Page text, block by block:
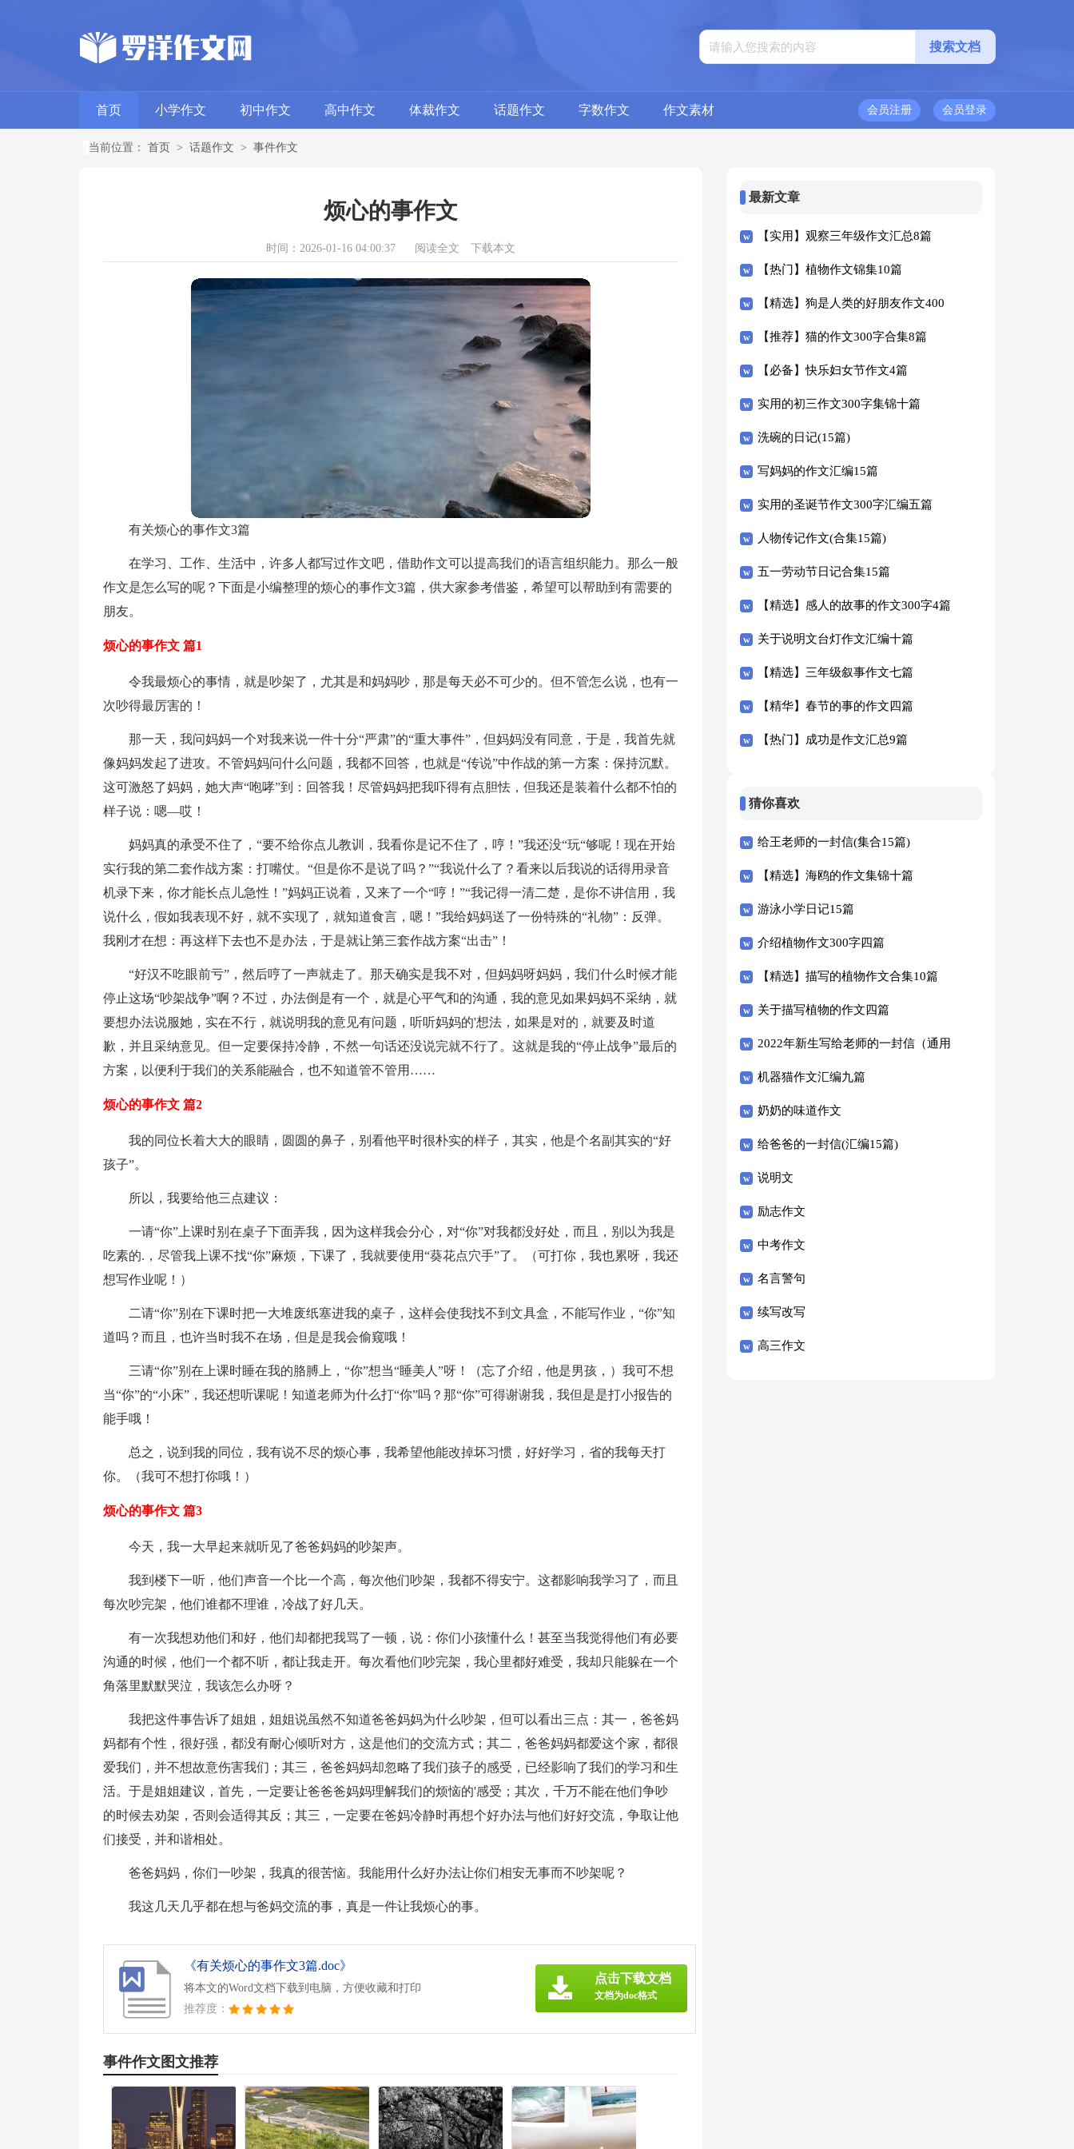
首页 小学作文 初中作文 高中作文 体裁作文 话题作文 字数作文 作文素材 会员登录
会员注册
当前位置： 首页 > 话题作文 > 事件作文
烦心的事作文
时间：2026-01-16 04:00:37 阅读全文 下载本文
有关烦心的事作文3篇
在学习、工作、生活中，许多人都写过作文吧，借助作文可以提高我们的语言组织能力。那么一般
作文是怎么写的呢？下面是小编整理的烦心的事作文3篇，供大家参考借鉴，希望可以帮助到有需要的
朋友。
烦心的事作文 篇1
令我最烦心的事情，就是吵架了，尤其是和妈妈吵，那是每天必不可少的。但不管怎么说，也有一
次吵得最厉害的！
那一天，我问妈妈一个对我来说一件十分“严肃”的“重大事件”，但妈妈没有同意，于是，我首先就
像妈妈发起了进攻。不管妈妈问什么问题，我都不回答，也就是“传说”中作战的第一方案：保持沉默。
这可激怒了妈妈，她大声“咆哮”到：回答我！尽管妈妈把我吓得有点胆怯，但我还是装着什么都不怕的
样子说：嗯—哎！
妈妈真的承受不住了，“要不给你点儿教训，我看你是记不住了，哼！”我还没“玩“够呢！现在开始
实行我的第二套作战方案：打嘴仗。“但是你不是说了吗？”“我说什么了？看来以后我说的话得用录音
机录下来，你才能长点儿急性！”妈妈正说着，又来了一个“哼！”“我记得一清二楚，是你不讲信用，我
说什么，假如我表现不好，就不实现了，就知道食言，嗯！”我给妈妈送了一份特殊的“礼物”：反弹。
我刚才在想：再这样下去也不是办法，于是就让第三套作战方案“出击”！
“好汉不吃眼前亏”，然后哼了一声就走了。那天确实是我不对，但妈妈呀妈妈，我们什么时候才能
停止这场“吵架战争”啊？不过，办法倒是有一个，就是心平气和的沟通，我的意见如果妈妈不采纳，就
要想办法说服她，实在不行，就说明我的意见有问题，听听妈妈的'想法，如果是对的，就要及时道
歉，并且采纳意见。但一定要保持冷静，不然一句话还没说完就不行了。这就是我的“停止战争”最后的
方案，以便利于我们的关系能融合，也不知道管不管用……
烦心的事作文 篇2
我的同位长着大大的眼睛，圆圆的鼻子，别看他平时很朴实的样子，其实，他是个名副其实的“好
孩子”。
所以，我要给他三点建议：
一请“你”上课时别在桌子下面弄我，因为这样我会分心，对“你”对我都没好处，而且，别以为我是
吃素的.，尽管我上课不找“你”麻烦，下课了，我就要使用“葵花点穴手”了。（可打你，我也累呀，我还
想写作业呢！）
二请“你”别在下课时把一大堆废纸塞进我的桌子，这样会使我找不到文具盒，不能写作业，“你”知
道吗？而且，也许当时我不在场，但是是我会偷窥哦！
三请“你”别在上课时睡在我的胳膊上，“你”想当“睡美人”呀！（忘了介绍，他是男孩，）我可不想
当“你”的“小床”，我还想听课呢！知道老师为什么打“你”吗？那“你”可得谢谢我，我但是是打小报告的
能手哦！
总之，说到我的同位，我有说不尽的烦心事，我希望他能改掉坏习惯，好好学习，省的我每天打
你。（我可不想打你哦！）
烦心的事作文 篇3
今天，我一大早起来就听见了爸爸妈妈的吵架声。
我到楼下一听，他们声音一个比一个高，每次他们吵架，我都不得安宁。这都影响我学习了，而且
每次吵完架，他们谁都不理谁，冷战了好几天。
有一次我想劝他们和好，他们却都把我骂了一顿，说：你们小孩懂什么！甚至当我觉得他们有必要
沟通的时候，他们一个都不听，都让我走开。每次看他们吵完架，我心里都好难受，我却只能躲在一个
角落里默默哭泣，我该怎么办呀？
我把这件事告诉了姐姐，姐姐说虽然不知道爸爸妈妈为什么吵架，但可以看出三点：其一，爸爸妈
妈都有个性，很好强，都没有耐心倾听对方，这是他们的交流方式；其二，爸爸妈妈都爱这个家，都很
爱我们，并不想故意伤害我们；其三，爸爸妈妈却忽略了我们孩子的感受，已经影响了我们的学习和生
活。于是姐姐建议，首先，一定要让爸爸爸妈妈理解我们的烦恼的'感受；其次，千万不能在他们争吵
的时候去劝架，否则会适得其反；其三，一定要在爸妈冷静时再想个好办法与他们好好交流，争取让他
们接受，并和谐相处。
爸爸妈妈，你们一吵架，我真的很苦恼。我能用什么好办法让你们相安无事而不吵架呢？
我这几天几乎都在想与爸妈交流的事，真是一件让我烦心的事。
《有关烦心的事作文3篇.doc》
将本文的Word文档下载到电脑，方便收藏和打印
推荐度：
点击下载文档
文档为doc格式
事件作文图文推荐
最新文章
【实用】观察三年级作文汇总8篇
【热门】植物作文锦集10篇
【精选】狗是人类的好朋友作文400
字四篇
【推荐】猫的作文300字合集8篇
【必备】快乐妇女节作文4篇
实用的初三作文300字集锦十篇
洗碗的日记(15篇)
写妈妈的作文汇编15篇
实用的圣诞节作文300字汇编五篇
人物传记作文(合集15篇)
五一劳动节日记合集15篇
【精选】感人的故事的作文300字4篇
关于说明文台灯作文汇编十篇
【精选】三年级叙事作文七篇
【精华】春节的事的作文四篇
【热门】成功是作文汇总9篇
猜你喜欢
给王老师的一封信(集合15篇)
【精选】海鸥的作文集锦十篇
游泳小学日记15篇
介绍植物作文300字四篇
【精选】描写的植物作文合集10篇
关于描写植物的作文四篇
2022年新生写给老师的一封信（通用
8篇）
机器猫作文汇编九篇
奶奶的味道作文
给爸爸的一封信(汇编15篇)
说明文
励志作文
中考作文
名言警句
续写改写
高三作文